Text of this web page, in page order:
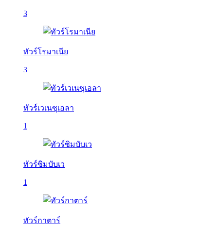
3
ทัวร์โรมาเนีย
3
ทัวร์เวเนซุเอลา
1
ทัวร์ซิมบับเว
1
ทัวร์กาตาร์